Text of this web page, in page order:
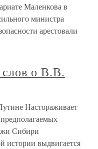
Маленкова в
министра
арестовали
слов о В.В.
Настораживает
Сибири
истории выдвигается